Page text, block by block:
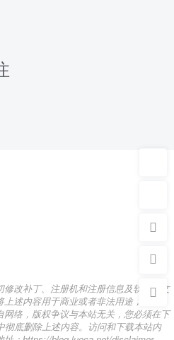
改补丁、注册机和注册信息及软件的文
述内容用于商业或者非法用途，否则，
络，版权争议与本站无关，您必须在下
底删除上述内容。访问和下载本站内